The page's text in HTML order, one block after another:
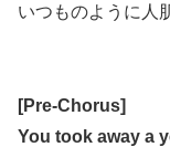
いつものように人
[Pre-Chorus]
You took away a